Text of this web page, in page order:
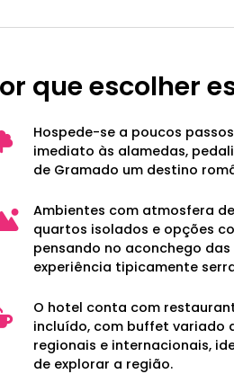
que escolher
Hospede-se a poucos
imediato às alamedas,
de Gramado um destino
Ambientes com atmosfera
quartos isolados e opções
pensando no aconchego
experiência tipicamente
O hotel conta com
incluído, com buffet variado
regionais e internacionais,
de explorar a região.